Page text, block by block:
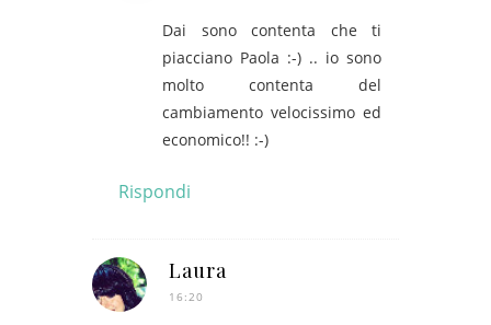
Dai sono contenta che ti
piacciano Paola :-) .. io sono
molto contenta del
cambiamento velocissimo ed
economico!! :-)
Rispondi
Laura
16:20